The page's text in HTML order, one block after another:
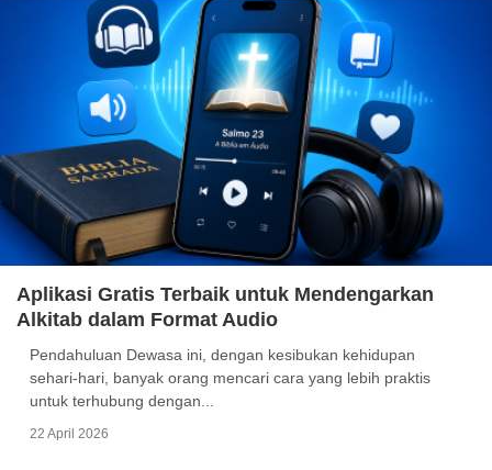
Aplikasi Gratis Terbaik untuk Mendengarkan
Alkitab dalam Format Audio
Pendahuluan Dewasa ini, dengan kesibukan kehidupan
sehari-hari, banyak orang mencari cara yang lebih praktis
untuk terhubung dengan...
22 April 2026